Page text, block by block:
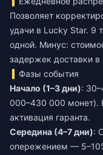
Позволяет
удачи в Lucky Star. 9
одной. Минус:
задержек доставки
Фазы события
Начало (1–3 дни):
000–430 000 монет).
активация гаранта.
Середина (4–7 дни):
опережением —